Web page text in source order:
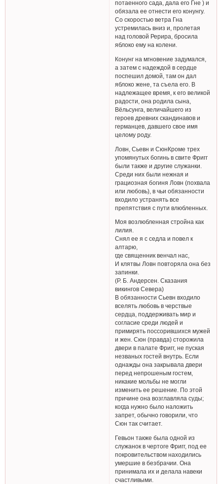
потаенного сада, дала его Гне ) и
обязала ее отнести его конунгу.
Со скоростью ветра Гна
устремилась вниз и, пролетая
над головой Рерира, бросила
яблоко ему на колени.
Конунг на мгновение задумался,
а затем с надеждой в сердце
поспешил домой, там он дал
яблоко жене, та съела его. В
надлежащее время, к его великой
радости, она родила сына,
Вёльсунга, величайшего из
героев древних скандинавов и
германцев, давшего свое имя
целому роду.
Ловн, Сьевн и СюнКроме трех
упомянутых богинь в свите Фригг
были также и другие служанки.
Среди них были нежная и
грациозная богиня Ловн (похвала
или любовь), в чьи обязанности
входило устранять все
препятствия с пути влюбленных.
Моя возлюбленная стройна как
лилия.
Снял ее я с седла и повел к
алтарю,
где священник венчал нас,
И клятвы Ловн повторяла она без
запинки.
(Р. Б. Андерсен. Сказания
викингов Севера)
В обязанности Сьевн входило
вселять любовь в черствые
сердца, поддерживать мир и
согласие среди людей и
примирять поссорившихся мужей
и жен. Сюн (правда) сторожила
двери в палате Фригг, не пуская
незваных гостей внутрь. Если
однажды она закрывала двери
перед непрошеным гостем,
никакие мольбы не могли
изменить ее решение. По этой
причине она возглавляла суды;
когда нужно было наложить
запрет, обычно говорили, что
Сюн так считает.
Гевьон также была одной из
служанок в чертоге Фригг, под ее
покровительством находились
умершие в безбрачии. Она
принимала их и делала навеки
счастливыми.